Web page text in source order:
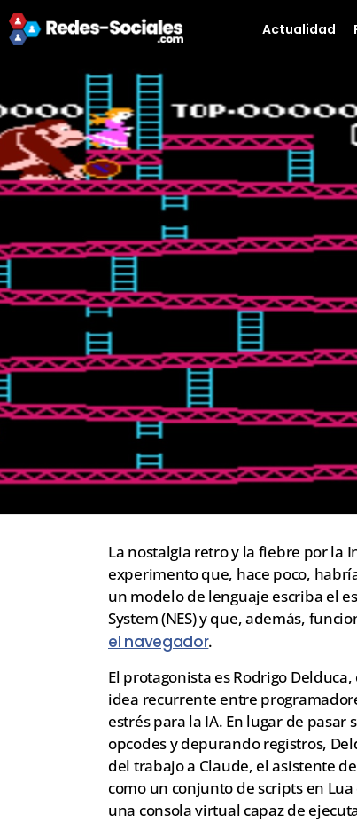
Actualidad
La nostalgia retro y la fiebre por la
experimento que, hace poco,
un modelo de lenguaje escriba el
System (NES) y que, además,
el navegador.
El protagonista es Rodrigo
idea recurrente entre
estrés para la IA. En lugar de
opcodes y depurando registros,
del trabajo a Claude, el asistente
como un conjunto de scripts en
una consola virtual capaz de